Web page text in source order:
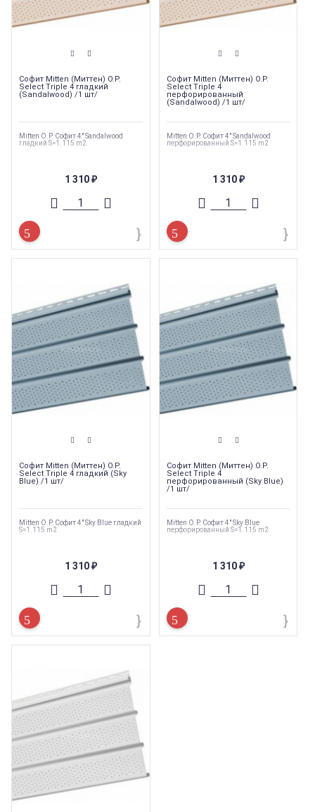
Софит Mitten (Миттен) O.P.
Select Triple 4 гладкий
(Sandalwood) /1 шт/
Mitten O.P. Софит 4" Sandalwood
гладкий S=1.115 m2
1 310 ₽
Софит Mitten (Миттен) O.P.
Select Triple 4
перфорированный
(Sandalwood) /1 шт/
Mitten O.P. Софит 4" Sandalwood
перфорированный S=1.115 m2
1 310 ₽
Софит Mitten (Миттен) O.P.
Select Triple 4 гладкий (Sky
Blue) /1 шт/
Mitten O.P. Софит 4" Sky Blue гладкий
S=1.115 m2
1 310 ₽
Софит Mitten (Миттен) O.P.
Select Triple 4
перфорированный (Sky Blue)
/1 шт/
Mitten O.P. Софит 4" Sky Blue
перфорированный S=1.115 m2
1 310 ₽